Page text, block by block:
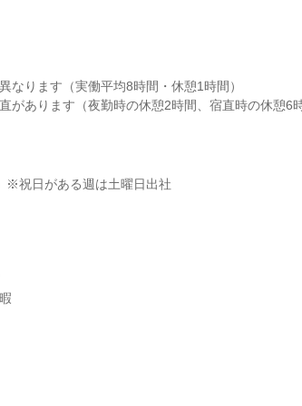
なります（実働平均8時間・休憩1時間）
があります（夜勤時の休憩2時間、宿直時の休憩6
※祝日がある週は土曜日出社